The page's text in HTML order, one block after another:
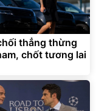
thẳng thừng
chốt tương lai